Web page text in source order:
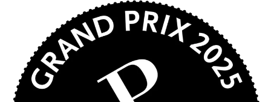
YUKIKO OCH PATRIK MÖTER